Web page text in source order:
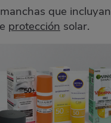
que incluyan
protección solar.